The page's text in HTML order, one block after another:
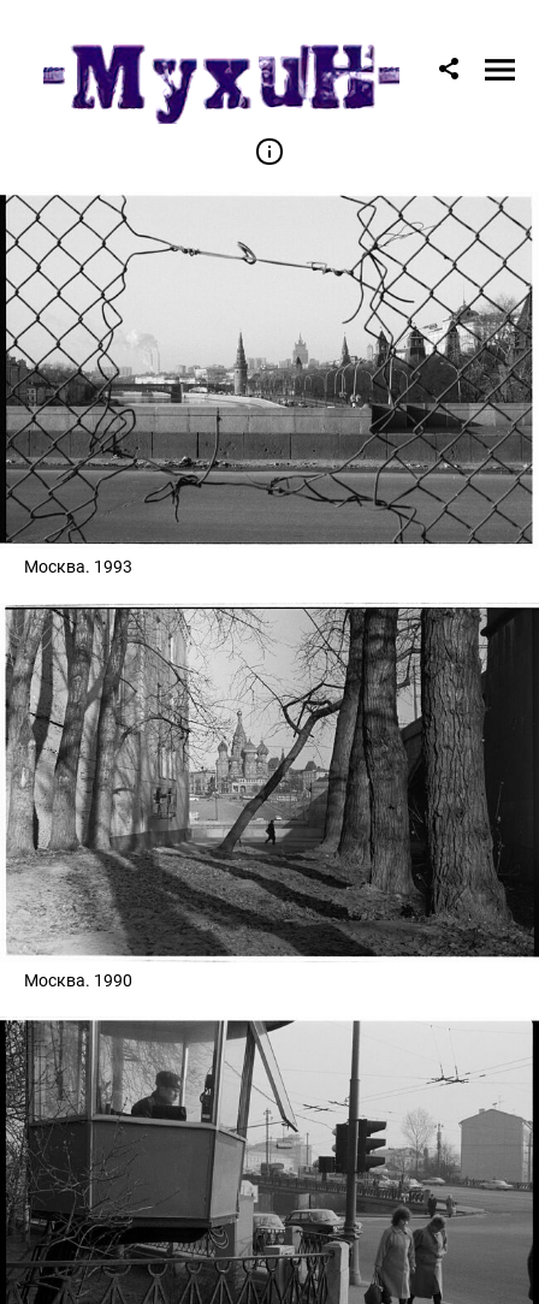
Наши девяностые
Москва. 1993
Москва. 1990